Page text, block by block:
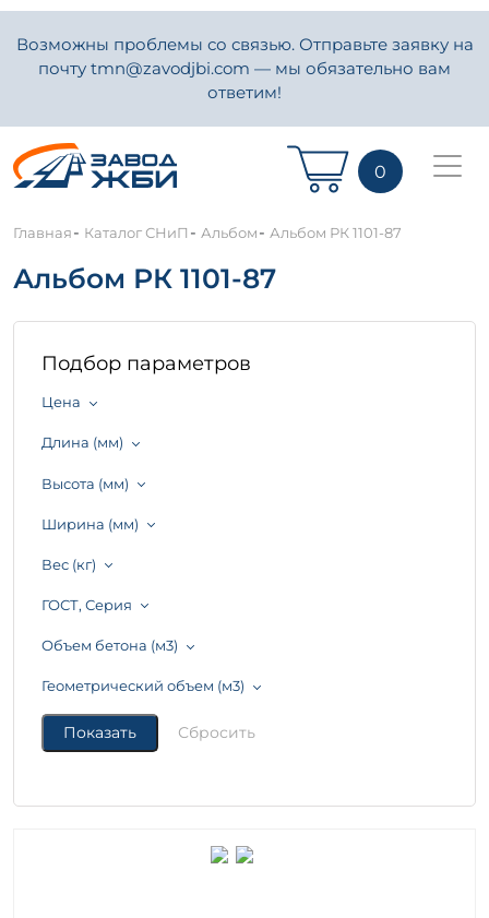
Возможны проблемы со связью. Отправьте заявку на
почту tmn@zavodjbi.com — мы обязательно вам
ответим!
0
Главная- Каталог СНиП - Альбом- Альбом РК 1101-87
Альбом РК 1101-87
Подбор параметров
Цена
Длина (мм)
Высота (мм)
Ширина (мм)
Вес (кг)
ГОСТ, Серия
Объем бетона (м3)
Геометрический объем (м3)